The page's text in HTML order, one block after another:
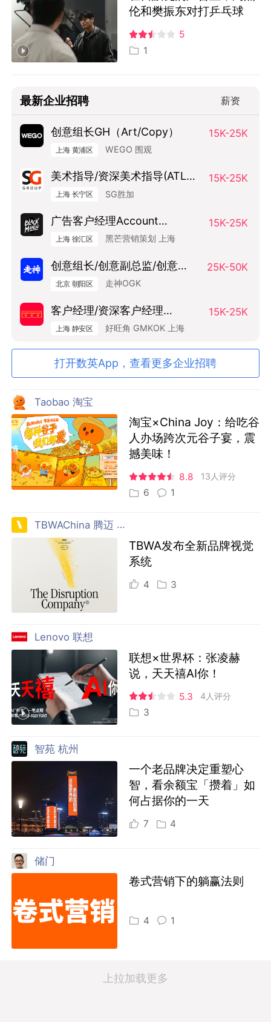
伦和樊振东对打乒乓球
5
1
最新企业招聘 薪资
创意组长GH（Art/Copy） 15K-25K
上海 黄浦区 WEGO 围观
美术指导/资深美术指导(ATL方
向）
15K-25K
上海 长宁区 SG胜加
广告客户经理Account
Manager
15K-25K
上海 徐汇区 黑芒营销策划 上海
创意组长/创意副总监/创意总
监（Art Base）
25K-50K
北京 朝阳区 走神OGK
客户经理/资深客户经理
SAM/AM
15K-25K
上海 静安区 好旺角 GMKOK 上海
打开数英App，查看更多企业招聘
Taobao 淘宝
淘宝×China Joy：给吃谷
人办场跨次元谷子宴，震
撼美味！
8.8 13人评分
6 1
TBWAChina 腾迈 中国
TBWA发布全新品牌视觉
系统
4 3
Lenovo 联想
联想×世界杯：张凌赫
说，天天禧AI你！
5.3 4人评分
3
智苑 杭州
一个老品牌决定重塑心
智，看余额宝「攒着」如
何占据你的一天
7 4
储门
卷式营销下的躺赢法则
4 1
上拉加载更多